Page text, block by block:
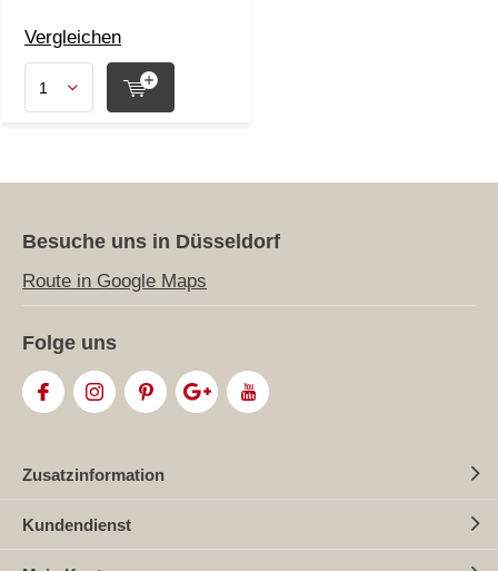
Vergleichen
Besuche uns in Düsseldorf
Route in Google Maps
Folge uns
Zusatzinformation
Kundendienst